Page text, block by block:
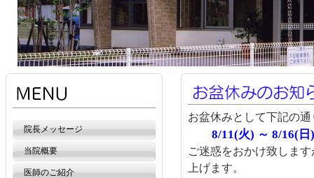
お盆休みとして下記の
8/11(火) ～ 8/16(日)
ご迷惑をおかけ致しま
上げます。
院長メッセージ
当院概要
医師のご紹介